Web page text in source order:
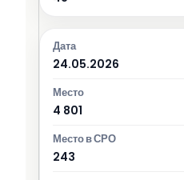
24.05.2026
4 801
243